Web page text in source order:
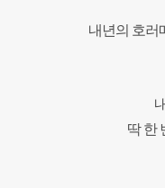
내년의 호러
딱 한